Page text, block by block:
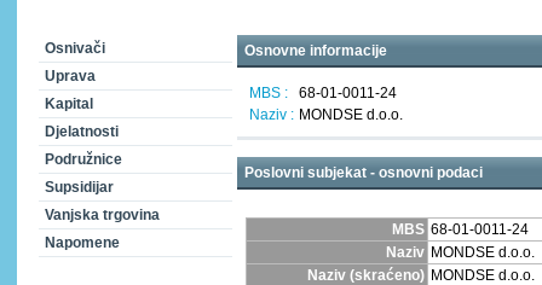
Osnivači
Uprava
Kapital
Djelatnosti
Podružnice
Supsidijar
Vanjska trgovina
Napomene
Osnovne informacije
MBS :
68-01-0011-24
Naziv : MONDSE d.o.o.
Poslovni subjekat - osnovni podaci
MBS 68-01-0011-24
Naziv MONDSE d.o.o.
Naziv (skraćeno) MONDSE d.o.o.